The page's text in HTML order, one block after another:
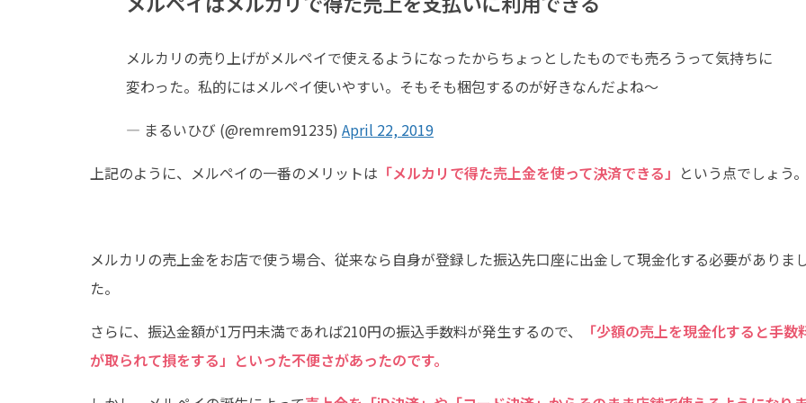
メルカリの売り上げがメルペイで使えるようになったからちょっとしたものでも売ろうって気持ちに
変わった。私的にはメルペイ使いやすい。そもそも梱包するのが好きなんだよね〜
— まるいひび (@remrem91235) April 22, 2019
上記のように、メルペイの一番のメリットは 「メルカリで得た売上金を使って決済できる」 という点でしょう。
メルカリの売上金をお店で使う場合、従来なら自身が登録した振込先口座に出金して現金化する必要がありま
た。
さらに、振込金額が1万円未満であれば210円の振込手数料が発生するので、
「少額の売上を現金化すると手数
が取られて損をする」といった不便さがあったのです。